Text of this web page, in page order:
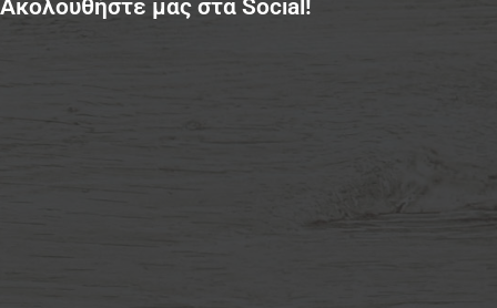
Ακολουθήστε μας στα Social!